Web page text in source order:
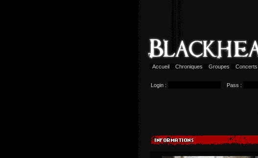
Accueil Chroniques Groupes Concerts
Login : Pass :